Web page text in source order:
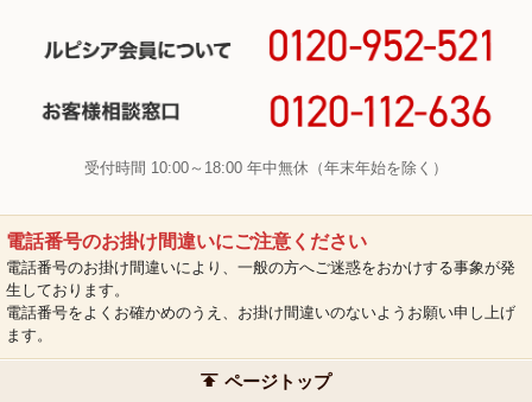
受付時間 10:00～18:00 年中無休（年末年始を除く）
電話番号のお掛け間違いにご注意ください
電話番号のお掛け間違いにより、一般の方へご迷惑をおかけする事象が発
生しております。
電話番号をよくお確かめのうえ、お掛け間違いのないようお願い申し上げ
ます。
ページトップ